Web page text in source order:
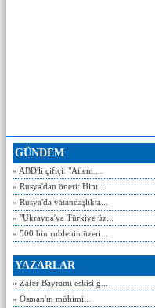
GÜNDEM
» ABD'li çiftçi: "Ailem ...
» Rusya'dan öneri: Hint ...
» Rusya'da vatandaşlıkta...
» "Ukrayna'ya Türkiye üz...
» 500 bin rublenin üzeri...
YAZARLAR
» Zafer Bayramı eskisi g...
» Osman'ın mühimi...